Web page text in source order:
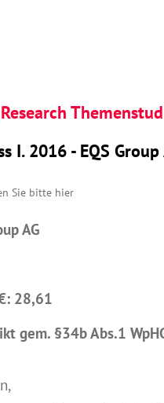
I. 2016 - EQS Group
Sie bitte hier
AG
28,61
gem. §34b Abs.1